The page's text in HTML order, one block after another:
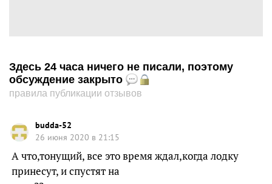
Здесь 24 часа ничего не писали, поэтому
обсуждение закрыто
правила публикации отзывов
budda-52
26 июня 2020 в 21:15
А что,тонущий, все это время ждал,когда лодку
принесут, и спустят на